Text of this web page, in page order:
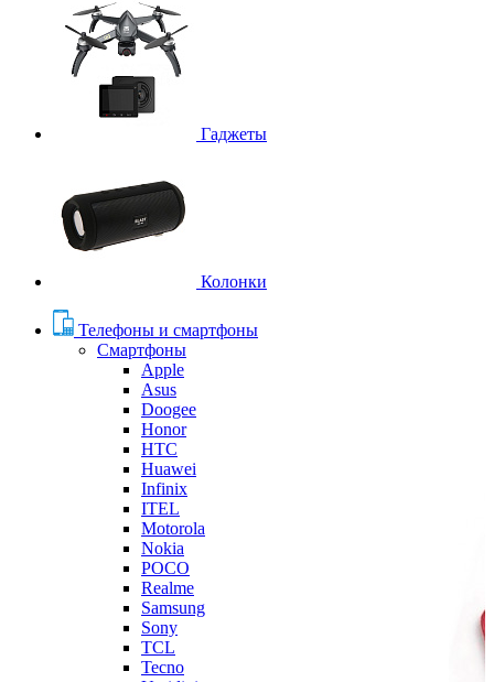
Гаджеты
Колонки
Телефоны и смартфоны
Смартфоны
Apple
Asus
Doogee
Honor
HTC
Huawei
Infinix
ITEL
Motorola
Nokia
POCO
Realme
Samsung
Sony
TCL
Tecno